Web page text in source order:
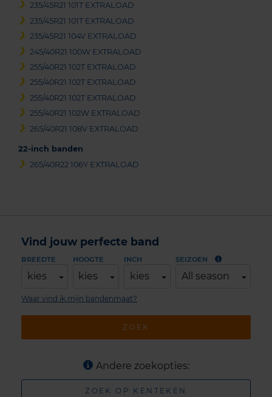
235/45R21 101T EXTRALOAD
235/45R21 101T EXTRALOAD
235/45R21 104V EXTRALOAD
245/40R21 100W EXTRALOAD
255/40R21 102T EXTRALOAD
255/40R21 102T EXTRALOAD
255/40R21 102T EXTRALOAD
255/40R21 102W EXTRALOAD
265/40R21 108V EXTRALOAD
22-inch banden
265/40R22 106Y EXTRALOAD
Vind jouw perfecte band
BREEDTE
kies
HOOGTE
kies
INCH
kies
SEIZOEN
All season
ZOEK
Waar vind ik mijn bandenmaat?
Andere zoekopties:
ZOEK OP KENTEKEN